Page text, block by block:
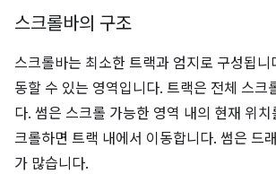
스크롤바의 구조
스크롤바는 최소한 트랙과 엄지로 구성됩니
동할 수 있는 영역입니다. 트랙은 전체 스크
다. 썸은 스크롤 가능한 영역 내의 현재 위
크롤하면 트랙 내에서 이동합니다. 썸은 드
가 많습니다.